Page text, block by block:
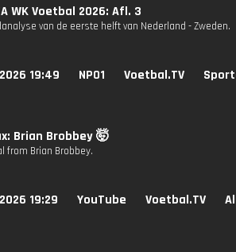
WK Voetbal 2026: Afl. 3
van de eerste helft van Nederland - Zweden.
19:49 NPO1 Voetbal.TV
Brian Brobbey 🤯
from Brian Brobbey.
19:29 YouTube Voetbal.TV